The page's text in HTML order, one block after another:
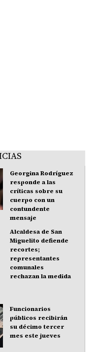
Georgina Rodríguez
responde a las
críticas sobre su
cuerpo con un
contundente
mensaje
Alcaldesa de San
Miguelito defiende
recortes;
representantes
comunales
rechazan la medida
Funcionarios
públicos recibirán
su décimo tercer
mes este jueves